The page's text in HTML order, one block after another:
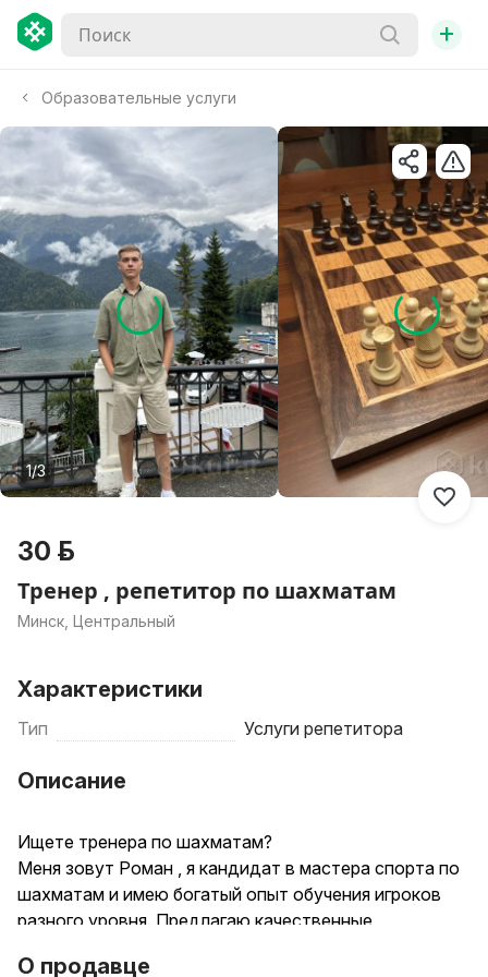
+
Образовательные услуги
1/3
30 р.
Тренер , репетитор по шахматам
Минск, Центральный
Характеристики
Тип Услуги репетитора
Описание
Ищете тренера по шахматам?
Меня зовут Роман , я кандидат в мастера спорта по
шахматам и имею богатый опыт обучения игроков
разного уровня. Предлагаю качественные
достичь новых высот в этой увлекательной игре!
О продавце